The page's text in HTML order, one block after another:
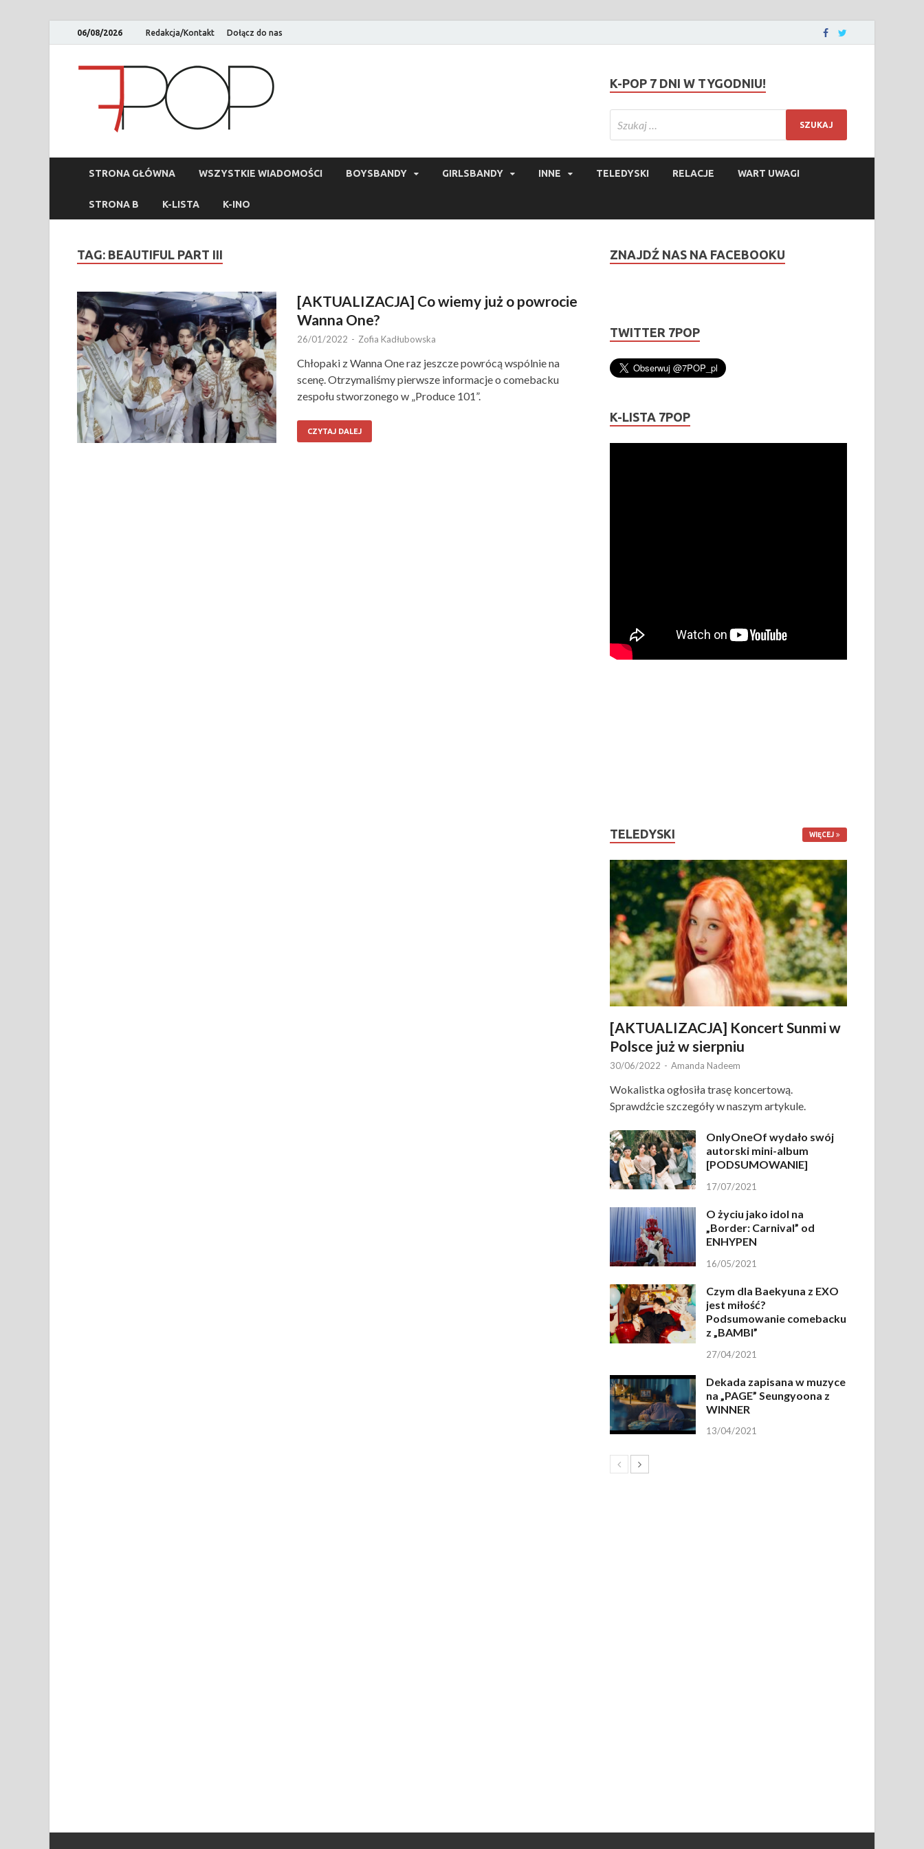
06/08/2026 Redakcja/Kontakt Dołącz do nas
K-POP 7 DNI W TYGODNIU!
STRONA GŁÓWNA WSZYSTKIE WIADOMOŚCI BOYSBANDY GIRLSBANDY INNE TELEDYSKI RELACJE WART UWAGI
STRONA B K-LISTA K-INO
TAG: BEAUTIFUL PART III
[AKTUALIZACJA] Co wiemy już o powrocie
Wanna One?
26/01/2022 - Zofia Kadłubowska
Chłopaki z Wanna One raz jeszcze powrócą wspólnie na
scenę. Otrzymaliśmy pierwsze informacje o comebacku
zespołu stworzonego w „Produce 101”.
CZYTAJ DALEJ
ZNAJDŹ NAS NA FACEBOOKU
TWITTER 7POP
K-LISTA 7POP
TELEDYSKI WIĘCEJ
[AKTUALIZACJA] Koncert Sunmi w
Polsce już w sierpniu
30/06/2022 - Amanda Nadeem
Wokalistka ogłosiła trasę koncertową.
Sprawdźcie szczegóły w naszym artykule.
OnlyOneOf wydało swój
autorski mini-album
[PODSUMOWANIE]
17/07/2021
O życiu jako idol na
„Border: Carnival” od
ENHYPEN
16/05/2021
Czym dla Baekyuna z EXO
jest miłość?
Podsumowanie comebacku
z „BAMBI”
27/04/2021
Dekada zapisana w muzyce
na „PAGE” Seungyoona z
WINNER
13/04/2021